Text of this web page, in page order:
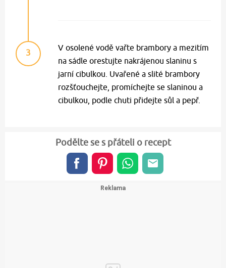
3
V osolené vodě vařte brambory a mezitím
na sádle orestujte nakrájenou slaninu s
jarní cibulkou. Uvařené a slité brambory
rozšťouchejte, promíchejte se slaninou a
cibulkou, podle chuti přidejte sůl a pepř.
Podělte se s přáteli o recept